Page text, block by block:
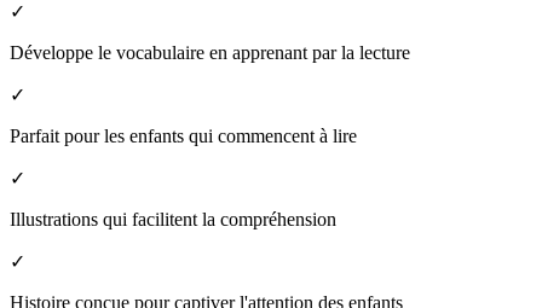
✓
Développe le vocabulaire en apprenant par la lecture
✓
Parfait pour les enfants qui commencent à lire
✓
Illustrations qui facilitent la compréhension
✓
Histoire conçue pour captiver l'attention des enfants